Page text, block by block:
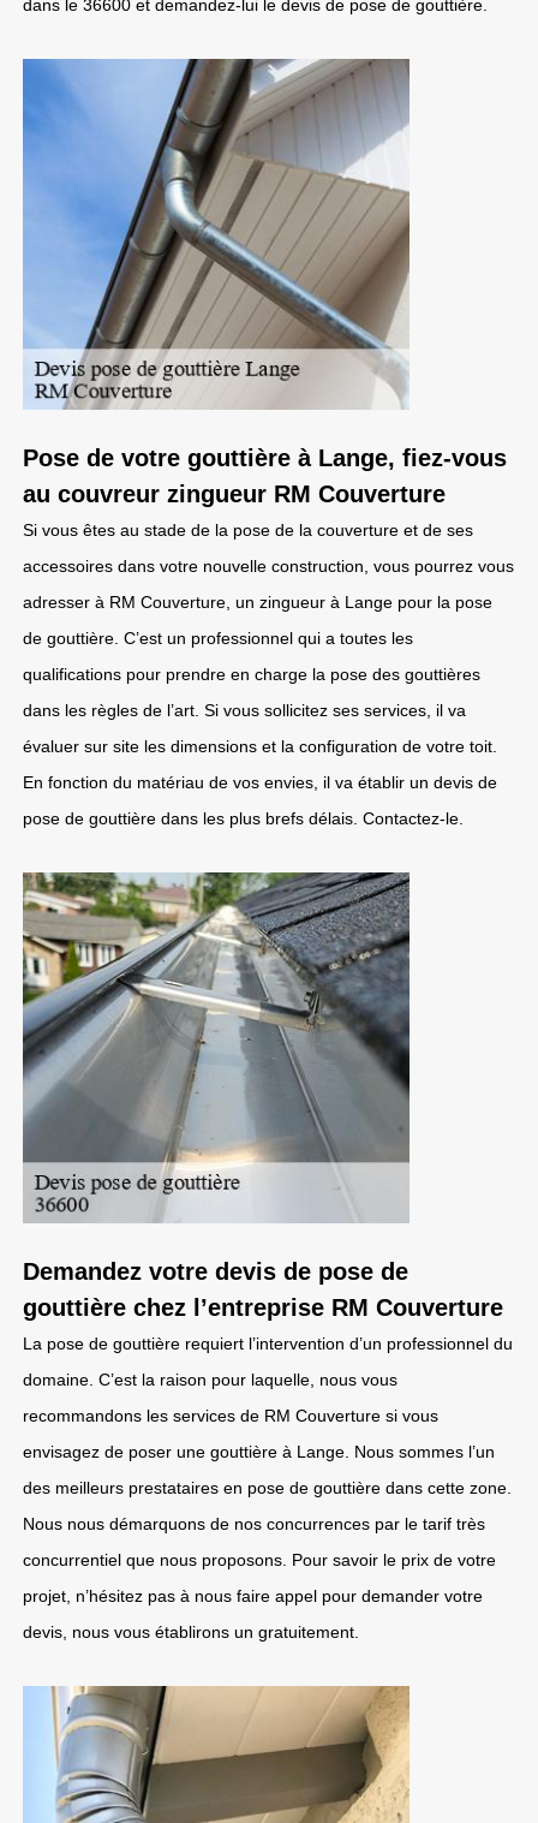
dans le 36600 et demandez-lui le devis de pose de gouttière.
Pose de votre gouttière à Lange, fiez-vous
au couvreur zingueur RM Couverture
Si vous êtes au stade de la pose de la couverture et de ses
accessoires dans votre nouvelle construction, vous pourrez vous
adresser à RM Couverture, un zingueur à Lange pour la pose
de gouttière. C’est un professionnel qui a toutes les
qualifications pour prendre en charge la pose des gouttières
dans les règles de l’art. Si vous sollicitez ses services, il va
évaluer sur site les dimensions et la configuration de votre toit.
En fonction du matériau de vos envies, il va établir un devis de
pose de gouttière dans les plus brefs délais. Contactez-le.
Demandez votre devis de pose de
gouttière chez l’entreprise RM Couverture
La pose de gouttière requiert l’intervention d’un professionnel du
domaine. C’est la raison pour laquelle, nous vous
recommandons les services de RM Couverture si vous
envisagez de poser une gouttière à Lange. Nous sommes l’un
des meilleurs prestataires en pose de gouttière dans cette zone.
Nous nous démarquons de nos concurrences par le tarif très
concurrentiel que nous proposons. Pour savoir le prix de votre
projet, n’hésitez pas à nous faire appel pour demander votre
devis, nous vous établirons un gratuitement.